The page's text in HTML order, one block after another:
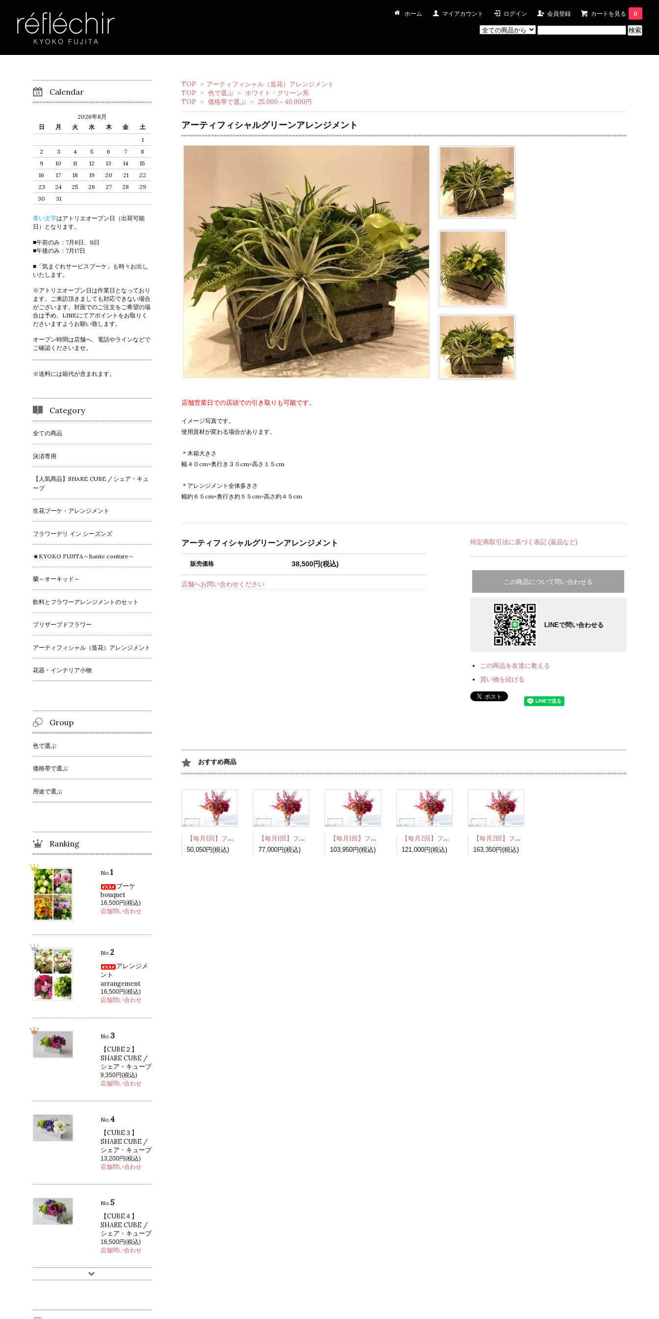
ホーム マイアカウント ログイン 会員登録 カートを見る 0
TOP > アーティフィシャル（造花）アレンジメント
TOP > 色で選ぶ > ホワイト・グリーン系
TOP > 価格帯で選ぶ > 25,000～40,000円
アーティフィシャルグリーンアレンジメント
店舗営業日での店頭での引き取りも可能です。
イメージ写真です。
使用資材が変わる場合があります。
＊木箱大きさ
幅４０cm×奥行き３０cm×高さ１５cm
＊アレンジメント全体多きさ
幅約６５cm×奥行き約５５cm×高さ約４５cm
アーティフィシャルグリーンアレンジメント
販売価格 38,500円(税込)
店舗へお問い合わせください
特定商取引法に基づく表記 (返品など)
この商品について問い合わせる
LINEで問い合わせる
この商品を友達に教える
買い物を続ける
おすすめ商品
【毎月1回】フラワーデリ・ラブリー 1月～7月お届け分［2026年］
50,050円(税込)
【毎月1回】フラワーデリ・プレシャス 1月～7月お届け分［2026年］
77,000円(税込)
【毎月1回】フラワーデリ・グラマラス 1月～7月お届け分［2026年］
103,950円(税込)
【毎月2回】フラワーデリ・プレシャス 1月～7月お届け分［2026年］
121,000円(税込)
【毎月2回】フラワーデリ・グラマラス 1月～7月お届け分［2026年］
163,350円(税込)
Calendar
2026年8月
日
月 火 水 木 金
土
1
2
3 4 5 6 7
8
9
10 11 12 13 14
15
16
17 18 19 20 21
22
23
24 25 26 27 28
29
30
31
青い文字はアトリエオープン日（出荷可能
日）となります。
■午前のみ：7月8日、11日
■午後のみ：7月17日
■「気まぐれサービスブーケ」も時々お出し
いたします。
※アトリエオープン日は作業日となっており
ます。ご来訪頂きましても対応できない場合
がございます。対面でのご注文をご希望の場
合は予め、LINEにてアポイントをお取りく
ださいますようお願い致します。
オープン時間は店舗へ、電話やラインなどで
ご確認くださいませ。
※送料には箱代が含まれます。
Category
全ての商品
決済専用
【人気商品】SHARE CUBE / シェア・キュ
ーブ
生花ブーケ・アレンジメント
フラワーデリ イン シーズンズ
★KYOKO FUJITA～haute couture～
蘭～オーキッド～
飲料とフラワーアレンジメントのセット
プリザーブドフラワー
アーティフィシャル（造花）アレンジメント
花器・インテリア小物
Group
色で選ぶ
価格帯で選ぶ
用途で選ぶ
Ranking
No.1
ブーケ
bouquet
16,500円(税込)
店舗問い合わせ
No.2
アレンジメ
ント
arrangement
16,500円(税込)
店舗問い合わせ
No.3
【CUBE２】
SHARE CUBE /
シェア・キューブ
9,350円(税込)
店舗問い合わせ
No.4
【CUBE３】
SHARE CUBE /
シェア・キューブ
13,200円(税込)
店舗問い合わせ
No.5
【CUBE４】
SHARE CUBE /
シェア・キューブ
16,500円(税込)
店舗問い合わせ